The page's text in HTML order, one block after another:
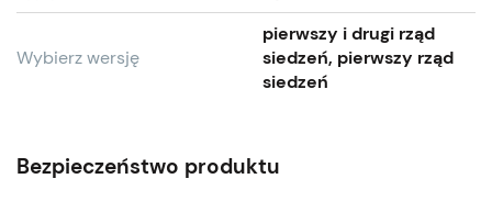
Wybierz wersję
pierwszy i drugi rząd
siedzeń, pierwszy rząd
siedzeń
Bezpieczeństwo produktu